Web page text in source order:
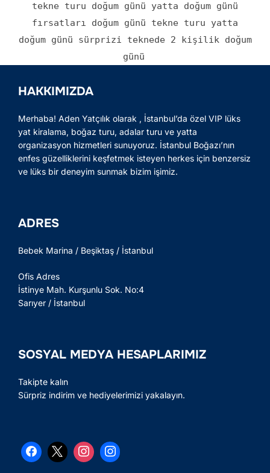
tekne turu doğum günü yatta doğum günü
fırsatları doğum günü tekne turu yatta
doğum günü sürprizi teknede 2 kişilik doğum
günü
HAKKIMIZDA
Merhaba! Aden Yatçılık olarak , İstanbul’da özel VIP lüks
yat kiralama, boğaz turu, adalar turu ve yatta
organizasyon hizmetleri sunuyoruz. İstanbul Boğazı’nın
enfes güzelliklerini keşfetmek isteyen herkes için benzersiz
ve lüks bir deneyim sunmak bizim işimiz.
ADRES
Bebek Marina / Beşiktaş / İstanbul
Ofis Adres
İstinye Mah. Kurşunlu Sok. No:4
Sarıyer / İstanbul
SOSYAL MEDYA HESAPLARIMIZ
Takipte kalın
Sürpriz indirim ve hediyelerimizi yakalayın.